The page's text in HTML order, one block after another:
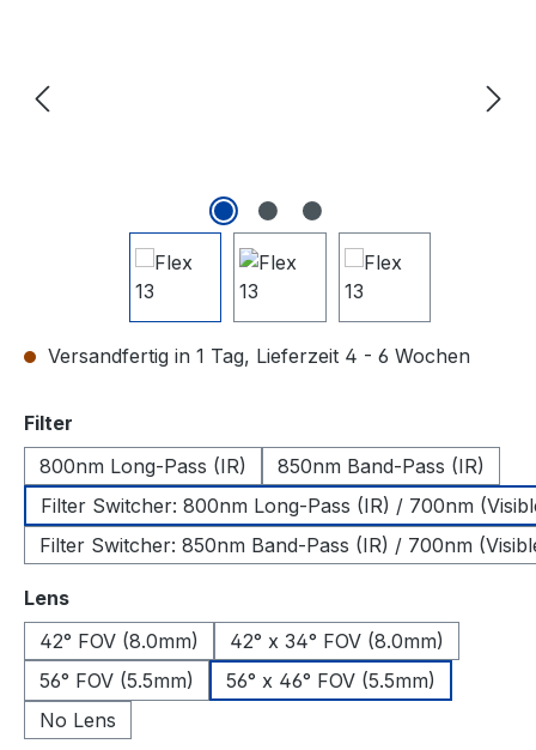
Versandfertig in 1 Tag, Lieferzeit 4 - 6 Wochen
Filter
800nm Long-Pass (IR)
850nm Band-Pass (IR)
Filter Switcher: 800nm Long-Pass (IR) / 700nm
Filter Switcher: 850nm Band-Pass (IR) / 700nm
Lensauswählen
42° FOV (8.0mm)
42° x 34° FOV (8.0mm)
56° FOV (5.5mm)
56° x 46° FOV (5.5mm)
No Lens